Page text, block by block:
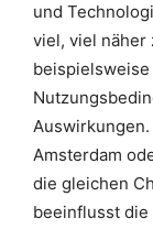
und
viel, viel näher
Amsterdam
die gleichen
beeinflusst